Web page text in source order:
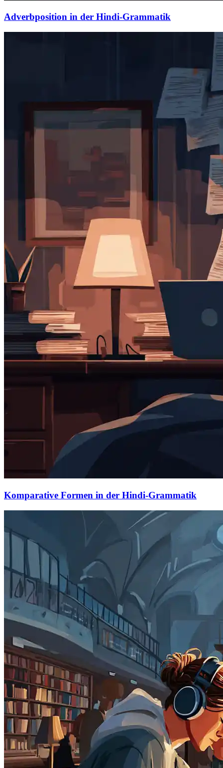
Adverbposition in der Hindi-Grammatik
Komparative Formen in der Hindi-Grammatik